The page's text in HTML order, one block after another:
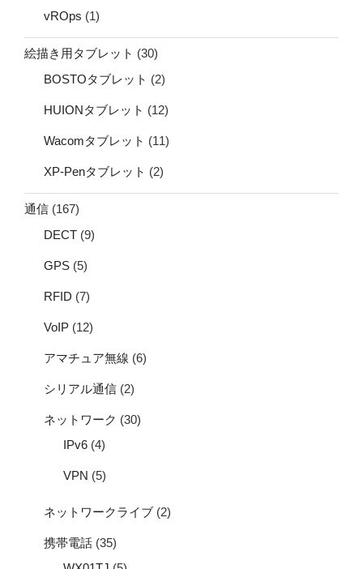
vROps (1)
絵描き用タブレット (30)
BOSTOタブレット (2)
HUIONタブレット (12)
Wacomタブレット (11)
XP-Penタブレット (2)
通信 (167)
DECT (9)
GPS (5)
RFID (7)
VoIP (12)
アマチュア無線 (6)
シリアル通信 (2)
ネットワーク (30)
IPv6 (4)
VPN (5)
ネットワークライブ (2)
携帯電話 (35)